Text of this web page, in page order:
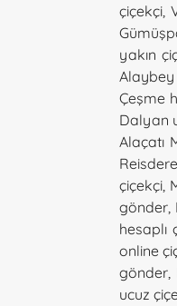
çiçekçi,
yakın
Çeşme
Dalyan
Alaçatı
çiçekçi,
gönder,
hesaplı
online
gönder,
ucuz